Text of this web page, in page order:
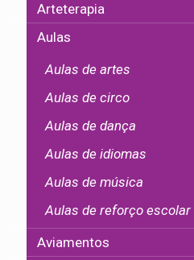
Arteterapia
Aulas
Aulas de artes
Aulas de circo
Aulas de dança
Aulas de idiomas
Aulas de música
Aulas de reforço escolar
Aviamentos